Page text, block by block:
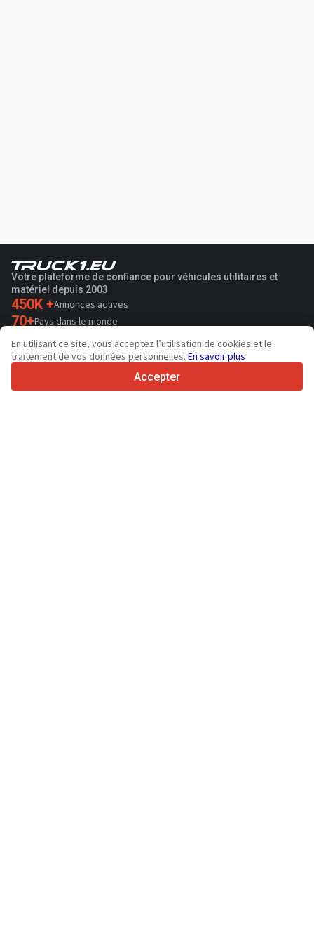
Votre plateforme de confiance pour véhicules utilitaires et
matériel depuis 2003
450K +Annonces actives
70+Pays dans le monde
36 Langues prises en charge
4.7/5
En utilisant ce site, vous acceptez l’utilisation de cookies et le
traitement de vos données personnelles. En savoir plus
Accepter